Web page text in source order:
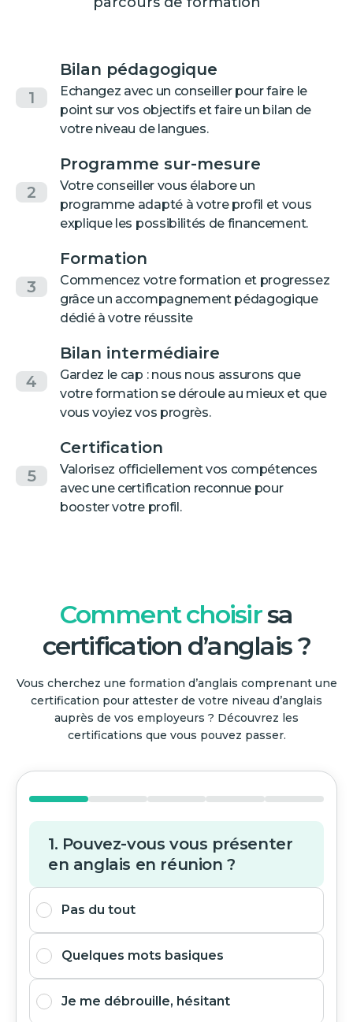
1
Bilan pédagogique
Echangez avec un conseiller pour faire le
point sur vos objectifs et faire un bilan de
votre niveau de langues.
2
Programme sur-mesure
Votre conseiller vous élabore un
programme adapté à votre profil et vous
explique les possibilités de financement.
3
Formation
Commencez votre formation et progressez
grâce un accompagnement pédagogique
dédié à votre réussite
4
Bilan intermédiaire
Gardez le cap : nous nous assurons que
votre formation se déroule au mieux et que
vous voyiez vos progrès.
5
Certification
Valorisez officiellement vos compétences
avec une certification reconnue pour
booster votre profil.
Comment choisirsa
certification d’anglais ?
Vous cherchez une formation d’anglais comprenant une
certification pour attester de votre niveau d’anglais
auprès de vos employeurs ? Découvrez les
certifications que vous pouvez passer.
1. Pouvez-vous vous présenter
en anglais en réunion ?
Pas du tout
Quelques mots basiques
Je me débrouille, hésitant